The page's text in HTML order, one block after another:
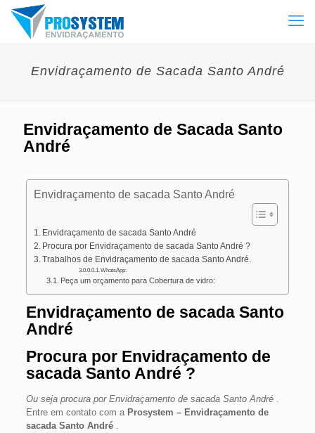
Envidraçamento de Sacada Santo André
Envidraçamento de Sacada Santo
André
Envidraçamento de sacada Santo André
Envidraçamento de sacada Santo André
Procura por Envidraçamento de sacada Santo André ?
Trabalhos de Envidraçamento de sacada Santo André.
WhatsApp:
Peça um orçamento para Cobertura de vidro:
Envidraçamento de sacada Santo
André
Procura por Envidraçamento de
sacada Santo André ?
Ou seja procura por Envidraçamento de sacada Santo André .
Entre em contato com a Prosystem – Envidraçamento de
sacada Santo André .